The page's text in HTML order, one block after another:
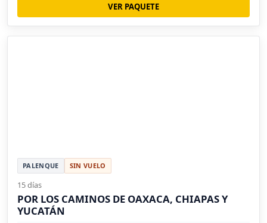
VER PAQUETE
PALENQUE SIN VUELO
15 días
POR LOS CAMINOS DE OAXACA, CHIAPAS Y
YUCATÁN